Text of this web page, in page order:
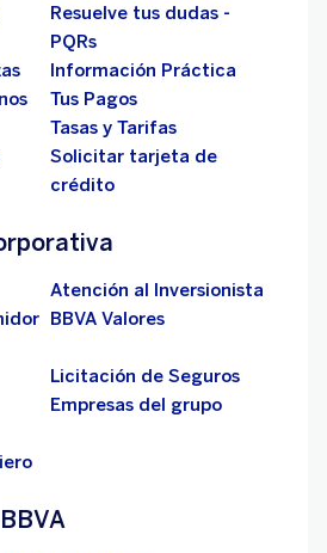
Resuelve tus dudas -
PQRs
Información Práctica
Tus Pagos
Tasas y Tarifas
Solicitar tarjeta de
crédito
Atención al Inversionista
BBVA Valores
Licitación de Seguros
Empresas del grupo